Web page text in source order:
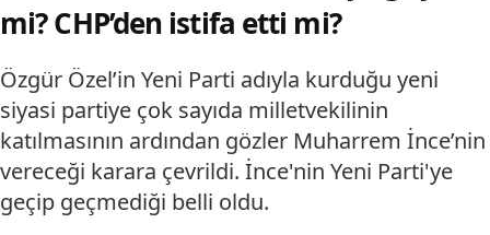
mi? CHP’den istifa etti mi?
Özgür Özel’in Yeni Parti adıyla kurduğu yeni
siyasi partiye çok sayıda milletvekilinin
katılmasının ardından gözler Muharrem İnce’nin
vereceği karara çevrildi. İnce'nin Yeni Parti'ye
geçip geçmediği belli oldu.